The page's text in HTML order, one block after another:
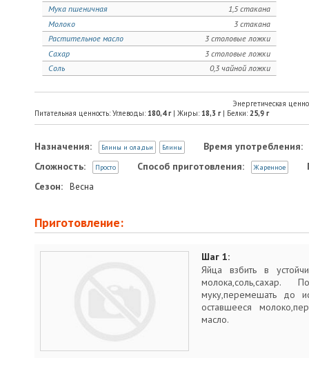
1,5 стакана
Мука пшеничная
3 стакана
Молоко
3 столовые ложки
Растительное масло
3 столовые ложки
Сахар
0,3 чайной ложки
Соль
Энергетическая
Питательная ценность: Углеводы: 180,4г| Жиры: 18,3 г| Белки: 25,9 г
Назначения: Блины и оладьи Блины
Время употребления:
Сложность:
Просто Способ приготовления: Жаренное
Сезон: Весна
Приготовление:
Шаг 1:
Яйца взбить в
муку,перемешать до
оставшееся
масло.